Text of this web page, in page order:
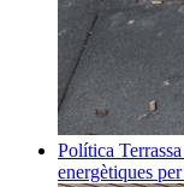
Política
energètiques